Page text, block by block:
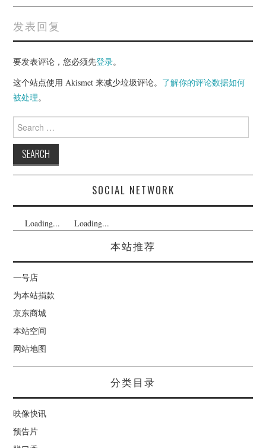
发表回复
要发表评论，您必须先登录。
这个站点使用 Akismet 来减少垃圾评论。 了解你的评论数据如何
被处理。
Search
for:
SOCIAL NETWORK
Loading... Loading...
本站推荐
一号店
为本站捐款
京东商城
本站空间
网站地图
分类目录
映像快讯
预告片